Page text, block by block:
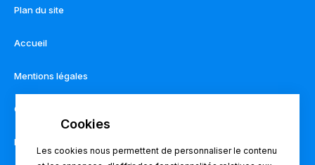
Plan du site
Accueil
Mentions légales
Contact
Règlement intérieur
Les cookies nous permettent de personnaliser le contenu